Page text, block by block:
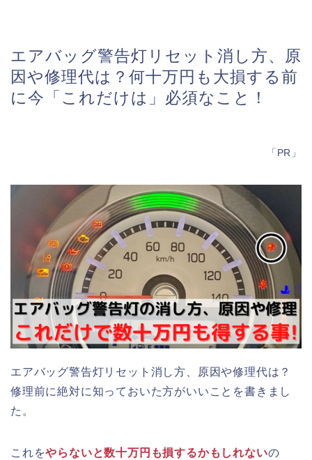
エアバッグ警告灯リセット消し方、原
因や修理代は？何十万円も大損する前
に今「これだけは」必須なこと！
「PR」
エアバッグ警告灯リセット消し方、原因や修理代は？
修理前に絶対に知っておいた方がいいことを書きまし
た。
これをやらないと数十万円も損するかもしれないの